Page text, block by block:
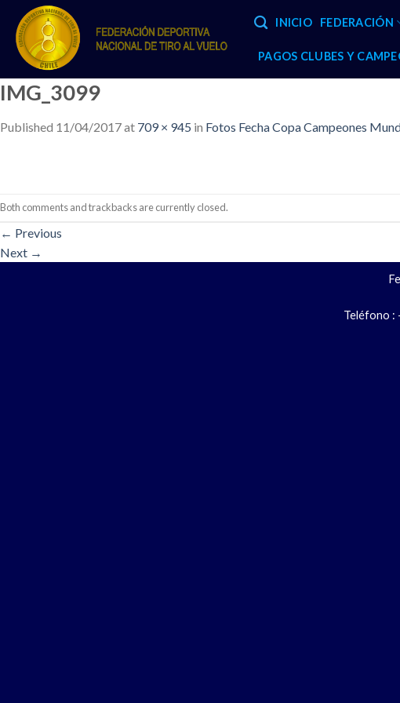
content
INICIO FEDERACIÓN
PAGOS CLUBES Y
IMG_3099
Published 11/04/2017at 709 × 945 in Fotos Fecha Copa Campeones
Both comments and trackbacks are currently closed.
← Previous
Next →
Teléfono :